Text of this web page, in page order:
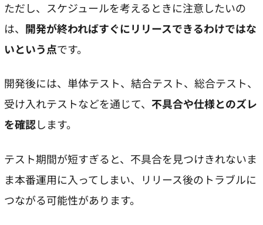
ただし、スケジュールを考えるときに注意したいの
は、 開発が終わればすぐにリリースできるわけではな
いという点です。
開発後には、単体テスト、結合テスト、総合テスト、
受け入れテストなどを通じて、 不具合や仕様とのズレ
を確認します。
テスト期間が短すぎると、不具合を見つけきれないま
ま本番運用に入ってしまい、リリース後のトラブルに
つながる可能性があります。